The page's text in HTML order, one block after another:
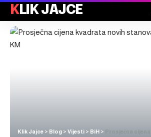
KLIK JAJCE
Klik Jajce > Blog > Vijesti > BiH >